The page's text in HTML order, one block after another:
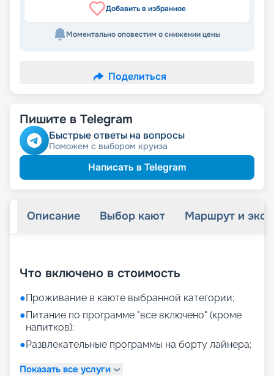
Добавить в избранное
Моментально оповестим о снижении цены
Поделиться
Пишите в Telegram
Быстрые ответы на вопросы
Поможем с выбором круиза
Написать в Telegram
Описание Выбор кают Маршрут и
Что включено в стоимость
●Проживание в каюте выбранной категории;
●Питание по программе "все включено" (кроме
напитков);
●Развлекательные программы на борту лайнера;
Показать все услуги